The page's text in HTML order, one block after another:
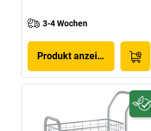
3-4 Wochen
Produkt anzeigen